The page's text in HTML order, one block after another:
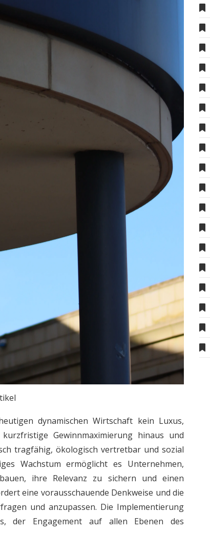
dynamischen Wirtschaft kein Luxus,
Gewinnmaximierung hinaus und
tragfähig, ökologisch vertretbar und sozial
Wachstum ermöglicht es Unternehmen,
ihre Relevanz zu sichern und einen
eine vorausschauende Denkweise und die
und anzupassen. Die Implementierung
der Engagement auf allen Ebenen des